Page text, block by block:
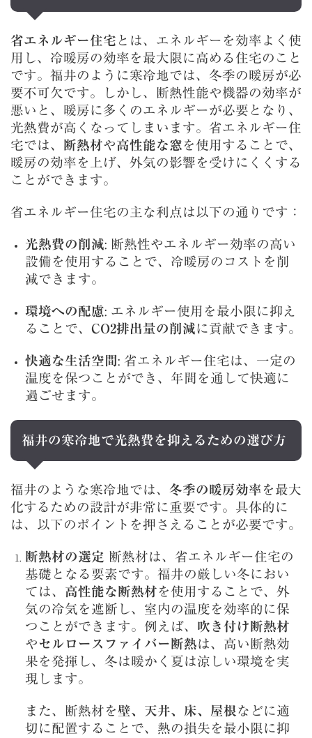
省エネルギー住宅 とは、エネルギーを効率よく使
用し、冷暖房の効率を最大限に高める住宅のこと
です。福井のように寒冷地では、冬季の暖房が必
要不可欠です。しかし、断熱性能や機器の効率が
悪いと、暖房に多くのエネルギーが必要となり、
光熱費が高くなってしまいます。省エネルギー住
宅では、 断熱材や高性能な窓 を使用することで、
暖房の効率を上げ、外気の影響を受けにくくする
ことができます。
省エネルギー住宅の主な利点は以下の通りです：
光熱費の削減: 断熱性やエネルギー効率の高い
設備を使用することで、冷暖房のコストを削
減できます。
環境への配慮: エネルギー使用を最小限に抑え
ることで、 CO2排出量の削減に貢献できます。
快適な生活空間: 省エネルギー住宅は、一定の
温度を保つことができ、年間を通して快適に
過ごせます。
福井の寒冷地で光熱費を抑えるための選び方
福井のような寒冷地では、 冬季の暖房効率 を最大
化するための設計が非常に重要です。具体的に
は、以下のポイントを押さえることが必要です。
断熱材の選定
断熱材は、省エネルギー住宅の
基礎となる要素です。福井の厳しい冬におい
ては、 高性能な断熱材 を使用することで、外
気の冷気を遮断し、室内の温度を効率的に保
つことができます。例えば、 吹き付け断熱材
や セルロースファイバー断熱は、高い断熱効
果を発揮し、冬は暖かく夏は涼しい環境を実
現します。
また、断熱材を壁、天井、床、屋根などに適
切に配置することで、熱の損失を最小限に抑